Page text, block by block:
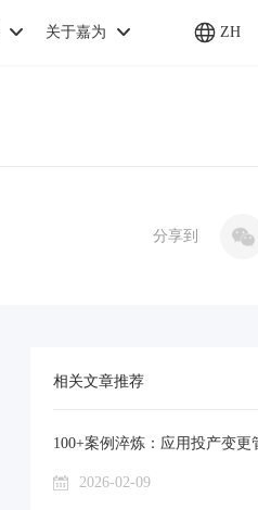
关于嘉为 ZH
分享到
相关文章推荐
100+案例淬炼：应用投产变更
2026-02-09